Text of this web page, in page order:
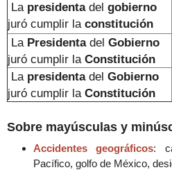
La presidenta del gobierno
juró cumplir la constitución
La Presidenta del Gobierno
juró cumplir la Constitución
La presidenta del Gobierno
juró cumplir la Constitución
Sobre mayúsculas y
Accidentes geográficos:
Pacífico, golfo de México,